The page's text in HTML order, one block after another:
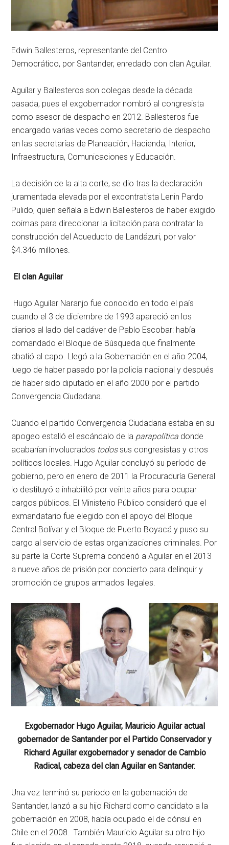
Edwin Ballesteros, representante del Centro
Democrático, por Santander, enredado con clan Aguilar.
Aguilar y Ballesteros son colegas desde la década
pasada, pues el exgobernador nombró al congresista
como asesor de despacho en 2012. Ballesteros fue
encargado varias veces como secretario de despacho
en las secretarías de Planeación, Hacienda, Interior,
Infraestructura, Comunicaciones y Educación.
La decisión de la alta corte, se dio tras la declaración
juramentada elevada por el excontratista Lenin Pardo
Pulido, quien señala a Edwin Ballesteros de haber exigido
coimas para direccionar la licitación para contratar la
construcción del Acueducto de Landázuri, por valor
$4.346 millones.
El clan Aguilar
Hugo Aguilar Naranjo fue conocido en todo el país
cuando el 3 de diciembre de 1993 apareció en los
diarios al lado del cadáver de Pablo Escobar: había
comandado el Bloque de Búsqueda que finalmente
abatió al capo. Llegó a la Gobernación en el año 2004,
luego de haber pasado por la policía nacional y después
de haber sido diputado en el año 2000 por el partido
Convergencia Ciudadana.
Cuando el partido Convergencia Ciudadana estaba en su
apogeo estalló el escándalo de la parapolítica donde
acabarían involucrados todossus congresistas y otros
políticos locales. Hugo Aguilar concluyó su período de
gobierno, pero en enero de 2011 la Procuraduría General
lo destituyó e inhabilitó por veinte años para ocupar
cargos públicos. El Ministerio Público consideró que el
exmandatario fue elegido con el apoyo del Bloque
Central Bolívar y el Bloque de Puerto Boyacá y puso su
cargo al servicio de estas organizaciones criminales. Por
su parte la Corte Suprema condenó a Aguilar en el 2013
a nueve años de prisión por concierto para delinquir y
promoción de grupos armados ilegales.
Exgobernador Hugo Aguilar, Mauricio Aguilar actual
gobernador de Santander por el Partido Conservador y
Richard Aguilar exgobernador y senador de Cambio
Radical, cabeza del clan Aguilar en Santander.
Una vez terminó su periodo en la gobernación de
Santander, lanzó a su hijo Richard como candidato a la
gobernación en 2008, había ocupado el de cónsul en
Chile en el 2008. También Mauricio Aguilar su otro hijo